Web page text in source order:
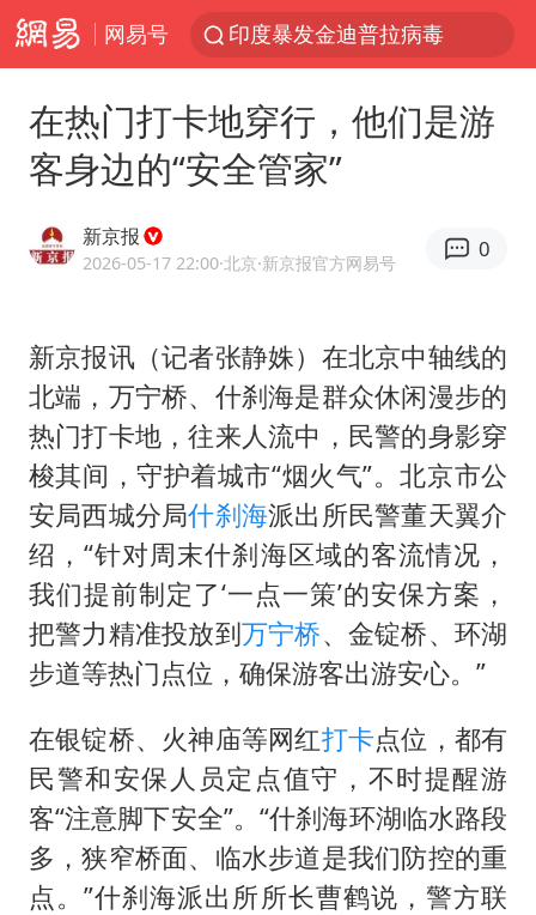
网易号
印度暴发金迪普拉病毒
郑国霖回应去景区上班被保安拦下
“梅姨”已是老年人 死刑或适用受限
杭州一小区17楼玻璃幕墙爆裂
南大数院院长疑辞职信里写不想干了
美国退回1000亿美元关税
李亚鹏向地铁吐血女孩捐99999元
杨某某拒服兵役 不得录用为公务员
新华社权威快报|我国编制完成新版全月地质图
知识产权强国建设驶入“快车道”
要给全体职工“应休尽休”的底气
曝张一鸣下死命令：不依赖AI蒸馏技术
中国经济展现强大韧性和活力
在热门打卡地穿行，他们是游
客身边的“安全管家”
新京报
2026-05-17 22:00·北京·新京报官方网易号
0
新京报讯（记者张静姝）在北京中轴线的
北端，万宁桥、什刹海是群众休闲漫步的
热门打卡地，往来人流中，民警的身影穿
梭其间，守护着城市“烟火气”。北京市公
安局西城分局什刹海派出所民警董天翼介
绍，“针对周末什刹海区域的客流情况，
我们提前制定了‘一点一策’的安保方案，
把警力精准投放到万宁桥、金锭桥、环湖
步道等热门点位，确保游客出游安心。”
在银锭桥、火神庙等网红打卡点位，都有
民警和安保人员定点值守，不时提醒游
客“注意脚下安全”。“什刹海环湖临水路段
多，狭窄桥面、临水步道是我们防控的重
点。”什刹海派出所所长曹鹤说，警方联